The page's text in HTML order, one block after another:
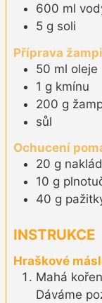
600 ml
5 g soli
Příprava
50 ml oleje
1 g kmínu
200 g
sůl
Ochucení
20 g
10 g
40 g
INSTRUKCE
Hraškové
Mahá
Dáváme